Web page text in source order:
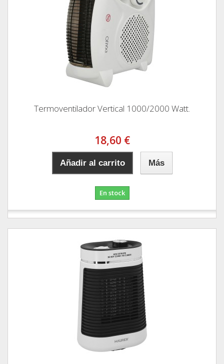
Termoventilador Vertical 1000/2000 Watt.
18,60 €
Añadir al carrito Más
En stock